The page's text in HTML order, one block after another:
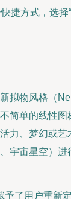
方式，选择
拟物风格（
简单的线性图
力、梦幻或艺
宇宙星空）
了用户重